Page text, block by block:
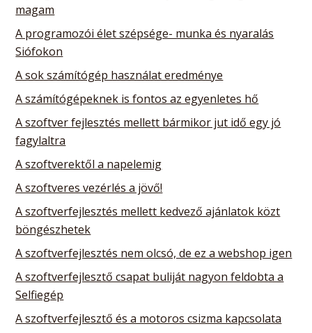
magam
A programozói élet szépsége- munka és nyaralás
Siófokon
A sok számítógép használat eredménye
A számítógépeknek is fontos az egyenletes hő
A szoftver fejlesztés mellett bármikor jut idő egy jó
fagylaltra
A szoftverektől a napelemig
A szoftveres vezérlés a jövő!
A szoftverfejlesztés mellett kedvező ajánlatok közt
böngészhetek
A szoftverfejlesztés nem olcsó, de ez a webshop igen
A szoftverfejlesztő csapat buliját nagyon feldobta a
Selfiegép
A szoftverfejlesztő és a motoros csizma kapcsolata